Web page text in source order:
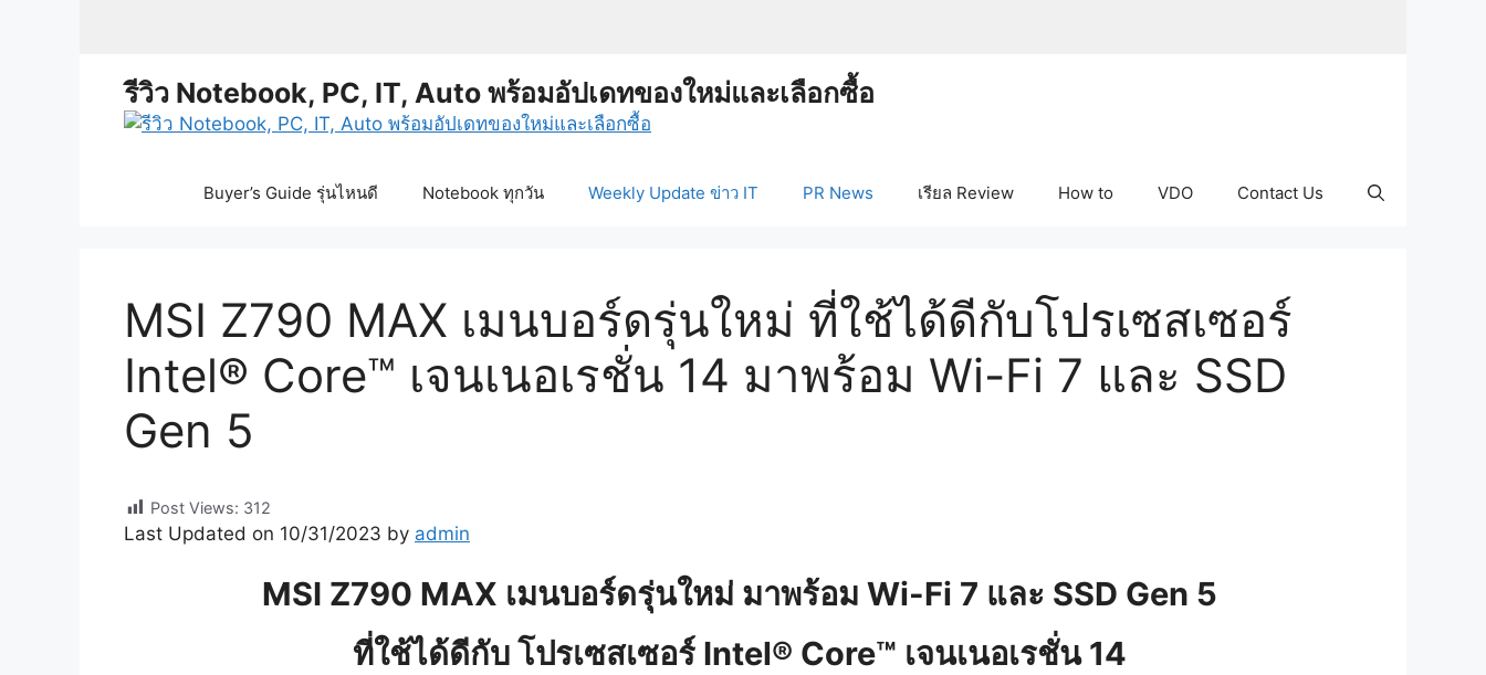
รีวิว Notebook, PC, IT, Auto พร้อมอัปเดทของใหม่และเลือกซื้อ
Buyer’s Guide รุ่นไหนดี Notebook ทุกวัน Weekly Update ข่าว IT PR News เรียล Review How to VDO Contact Us
MSI Z790 MAX เมนบอร์ดรุ่นใหม่ ที่ใช้ได้ดีกับโปรเซสเซอร์
Intel® Core™ เจนเนอเรชั่น 14 มาพร้อม Wi-Fi 7 และ SSD
Gen 5
Post Views: 312
Last Updated on 10/31/2023 by admin
MSI Z790 MAX เมนบอร์ดรุ่นใหม่ มาพร้อม Wi-Fi 7 และ SSD Gen 5
ที่ใช้ได้ดีกับ โปรเซสเซอร์ Intel® Core™ เจนเนอเรชั่น 14